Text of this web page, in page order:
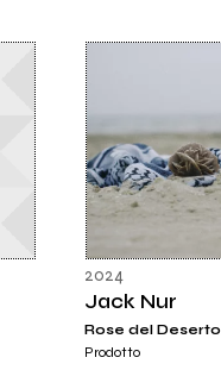
2024
Jack Nur
Rose del Deserto
Prodotto